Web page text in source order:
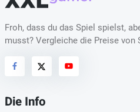
Froh, dass du das Spiel spielst,
musst? Vergleiche die Preise von
Die Info